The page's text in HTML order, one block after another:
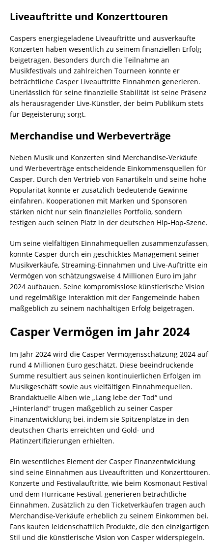
Liveauftritte und Konzerttouren
Caspers energiegeladene Liveauftritte und ausverkaufte
Konzerten haben wesentlich zu seinem finanziellen Erfolg
beigetragen. Besonders durch die Teilnahme an
Musikfestivals und zahlreichen Tourneen konnte er
beträchtliche Casper Liveauftritte Einnahmen generieren.
Unerlässlich für seine finanzielle Stabilität ist seine Präsenz
als herausragender Live-Künstler, der beim Publikum stets
für Begeisterung sorgt.
Merchandise und Werbeverträge
Neben Musik und Konzerten sind Merchandise-Verkäufe
und Werbeverträge entscheidende Einkommensquellen für
Casper. Durch den Vertrieb von Fanartikeln und seine hohe
Popularität konnte er zusätzlich bedeutende Gewinne
einfahren. Kooperationen mit Marken und Sponsoren
stärken nicht nur sein finanzielles Portfolio, sondern
festigen auch seinen Platz in der deutschen Hip-Hop-Szene.
Um seine vielfältigen Einnahmequellen zusammenzufassen,
konnte Casper durch ein geschicktes Management seiner
Musikverkäufe, Streaming-Einnahmen und Live-Auftritte ein
Vermögen von schätzungsweise 4 Millionen Euro im Jahr
2024 aufbauen. Seine kompromisslose künstlerische Vision
und regelmäßige Interaktion mit der Fangemeinde haben
maßgeblich zu seinem nachhaltigen Erfolg beigetragen.
Casper Vermögen im Jahr 2024
Im Jahr 2024 wird die Casper Vermögensschätzung 2024 auf
rund 4 Millionen Euro geschätzt. Diese beeindruckende
Summe resultiert aus seinen kontinuierlichen Erfolgen im
Musikgeschäft sowie aus vielfältigen Einnahmequellen.
Brandaktuelle Alben wie „Lang lebe der Tod“ und
„Hinterland“ trugen maßgeblich zu seiner Casper
Finanzentwicklung bei, indem sie Spitzenplätze in den
deutschen Charts erreichten und Gold- und
Platinzertifizierungen erhielten.
Ein wesentliches Element der Casper Finanzentwicklung
sind seine Einnahmen aus Liveauftritten und Konzerttouren.
Konzerte und Festivalauftritte, wie beim Kosmonaut Festival
und dem Hurricane Festival, generieren beträchtliche
Einnahmen. Zusätzlich zu den Ticketverkäufen tragen auch
Merchandise-Verkäufe erheblich zu seinem Einkommen bei.
Fans kaufen leidenschaftlich Produkte, die den einzigartigen
Stil und die künstlerische Vision von Casper widerspiegeln.